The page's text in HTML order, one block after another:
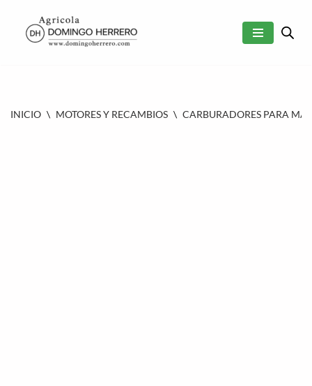
SALTAR
INICIO \ MOTORES Y RECAMBIOS \ CARBURADORES PARA